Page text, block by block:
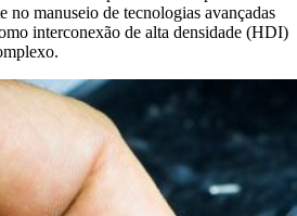
no manuseio de tecnologias avançadas
interconexão de alta densidade (HDI)